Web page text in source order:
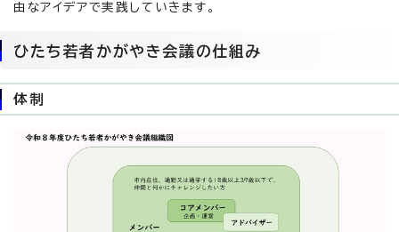
由なアイデアで実践していきます。
ひたち若者かがやき会議の仕組み
体制